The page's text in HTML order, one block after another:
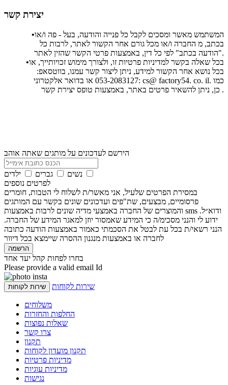
יצירת קשר
•המשתמש מאשר ומסכים לקבל כל פנייה והודעה, בעל - פה ו/או
בכתב, מ החברה ו/או מכל גורם אחר הקשור לאתר, לרבות כל
"הודעה בכתב" לפי כל דין, באמצעות פרטי הקשר שהזין לאתר.
•בכל שאלה בקשר למדיניות פרטיות זו, ולצורך מימוש זכויותייך, או
בכל נושא אחר הקשור למידע, ניתן ליצור קשר עמנו, בווטסאפ:
053-2083127 או בדואר אלקטרוני: cs@ factory54. co. il. כמו
כן, ניתן להשאיר פרטים באתר, באמצעות טופס יצירת קשר .
הירשם לעדכונים על מותגים שאתה אוהב
נשים גברים
לפרטים נוספים
במסירת הפרטים שלעיל, אני מאשר/ת לשלוח לי הטבות, חומרים
פרסומיים, מבצעים, שת"פים ועדכונים שונים בקשר עם המותגים
והמוצרים של החברה באמצעי מדיה שונים לרבות באמצעות sms ודוא״ל.
ידוע לי והנני מסכימ/ה כי המידע שאמסור יוזן למאגר המידע של החברה.
הנני רשאי/ת בכל עת לבטל את הסכמתי כאמור באמצעות הודעה כתובה
לחברה או באמצעות מנגנון ההסרה שיימצא בכל דיוור
הרשמה
בחרו לפחות קהל יעד אחד
Please provide a valid email Id
שירות לקוחות שירות לקוחות
משלוחים
החלפות והחזרות
שאלות נפוצות
צרו קשר
תקנון
תקנון מועדון לקוחות
מדיניות פרטיות
מדיניות עוגיות
נגישות